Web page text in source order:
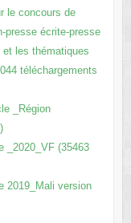
le concours de
presse écrite-presse
les thématiques
téléchargements
_Région
_2020_VF (35463
2019_Mali version